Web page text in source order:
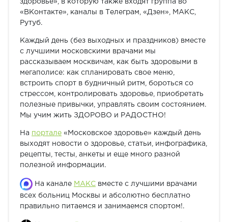
здоровье», в которую также входят группа во
«ВКонтакте», каналы в Телеграм, «Дзен», МАКС,
Рутуб.
Каждый день (без выходных и праздников) вместе
с лучшими московскими врачами мы
рассказываем москвичам, как быть здоровыми в
мегаполисе: как спланировать свое меню,
встроить спорт в будничный ритм, бороться со
стрессом, контролировать здоровье, приобретать
полезные привычки, управлять своим состоянием.
Мы учим жить ЗДОРОВО и РАДОСТНО!
На портале «Московское здоровье» каждый день
выходят новости о здоровье, статьи, инфографика,
рецепты, тесты, анкеты и еще много разной
полезной информации.
На канале МАКС вместе с лучшими врачами
всех больниц Москвы и абсолютно бесплатно
правильно питаемся и занимаемся спортом!.